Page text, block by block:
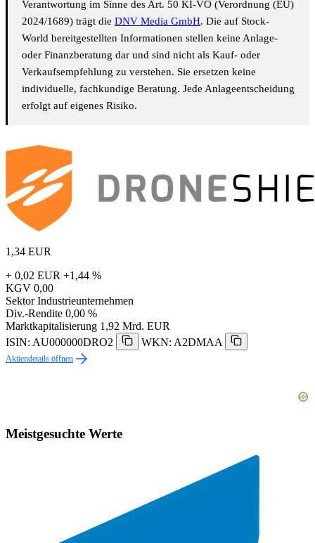
Verantwortung im Sinne des Art. 50 KI-VO (Verordnung (EU)
2024/1689) trägt die DNV Media GmbH. Die auf Stock-
World bereitgestellten Informationen stellen keine Anlage-
oder Finanzberatung dar und sind nicht als Kauf- oder
Verkaufsempfehlung zu verstehen. Sie ersetzen keine
individuelle, fachkundige Beratung. Jede Anlageentscheidung
erfolgt auf eigenes Risiko.
1,34 EUR
+ 0,02 EUR +1,44 %
KGV 0,00
Sektor Industrieunternehmen
Div.-Rendite 0,00 %
Marktkapitalisierung 1,92 Mrd. EUR
ISIN: AU000000DRO2
WKN: A2DMAA
Aktiendetails öffnen
Meistgesuchte Werte